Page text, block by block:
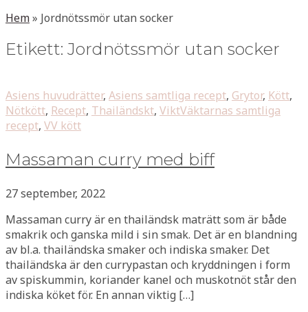
Hem» Jordnötssmör utan socker
Etikett: Jordnötssmör utan socker
Asiens huvudrätter, Asiens samtliga recept, Grytor, Kött,
Nötkött, Recept, Thailändskt, ViktVäktarnas samtliga
recept, VV kött
Massaman curry med biff
27 september, 2022
Massaman curry är en thailändsk maträtt som är både
smakrik och ganska mild i sin smak. Det är en blandning
av bl.a. thailändska smaker och indiska smaker. Det
thailändska är den currypastan och kryddningen i form
av spiskummin, koriander kanel och muskotnöt står den
indiska köket för. En annan viktig […]